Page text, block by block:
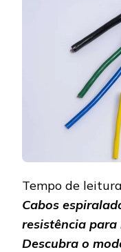
Tempo de
Cabos
resistência para
Descubra o